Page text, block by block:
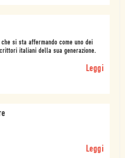
si sta affermando come uno dei
italiani della sua generazione.
Leggi
Leggi